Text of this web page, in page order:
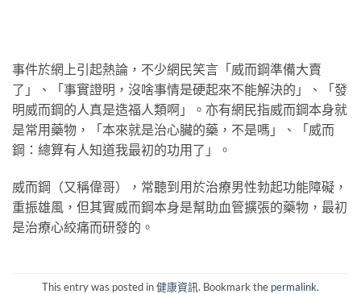
事件於網上引起熱論，不少網民笑言「威而鋼準備大賣
了」、「事實證明，沒啥事情是硬起來不能解決的」、「發
明威而鋼的人真是造福人類啊」。亦有網民指威而鋼本身就
是常用藥物，「本來就是治心臟的藥，不是嗎」、「威而
鋼：總算有人知道我最初的功用了」。
威而鋼（又稱偉哥），常聽到用於治療男性勃起功能障礙，
重振雄風，但其實威而鋼本身是幫助血管擴張的藥物，最初
是治療心絞痛而研發的。
This entry was posted in健康資訊. Bookmark the permalink.